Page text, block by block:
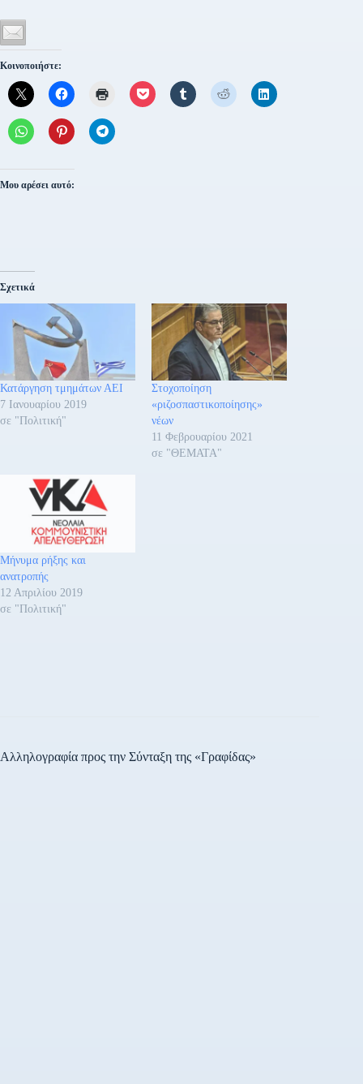
Κοινοποιήστε:
Μου αρέσει αυτό:
Σχετικά
Κατάργηση τμημάτων ΑΕΙ
7 Ιανουαρίου 2019
σε "Πολιτική"
Στοχοποίηση
«ριζοσπαστικοποίησης»
νέων
11 Φεβρουαρίου 2021
σε "ΘΕΜΑΤΑ"
Μήνυμα ρήξης και
ανατροπής
12 Απριλίου 2019
σε "Πολιτική"
Αλληλογραφία προς την Σύνταξη της «Γραφίδας»